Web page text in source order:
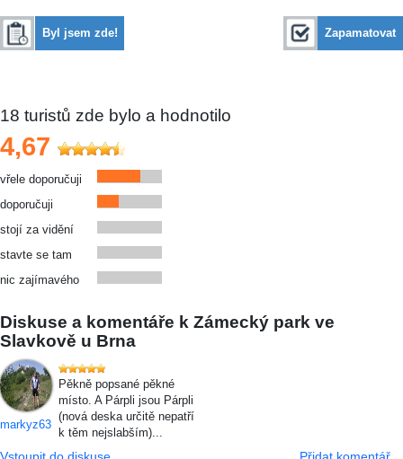
Byl jsem zde! Zapamatovat
18 turistů zde bylo a hodnotilo
4,67
vřele doporučuji
doporučuji
stojí za vidění
stavte se tam
nic zajímavého
Diskuse a komentáře k Zámecký park ve
Slavkově u Brna
markyz63
Pěkně popsané pěkné
místo. A Párpli jsou Párpli
(nová deska určitě nepatří
k těm nejslabším)...
Vstoupit do diskuse Přidat komentář